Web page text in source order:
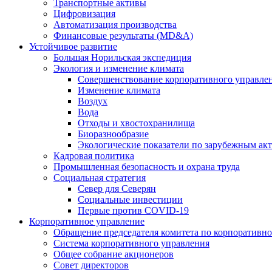
Транспортные активы
Цифровизация
Автоматизация производства
Финансовые результаты (MD&A)
Устойчивое развитие
Большая Норильская экспедиция
Экология и изменение климата
Совершенствование корпоративного
Изменение климата
Воздух
Вода
Отходы и хвостохранилища
Биоразнообразие
Экологические показатели по зарубежным
Кадровая политика
Промышленная безопасность и охрана труда
Социальная стратегия
Север для Северян
Социальные инвестиции
Первые против COVID‑19
Корпоративное управление
Обращение председателя комитета по
Система корпоративного управления
Общее собрание акционеров
Совет директоров